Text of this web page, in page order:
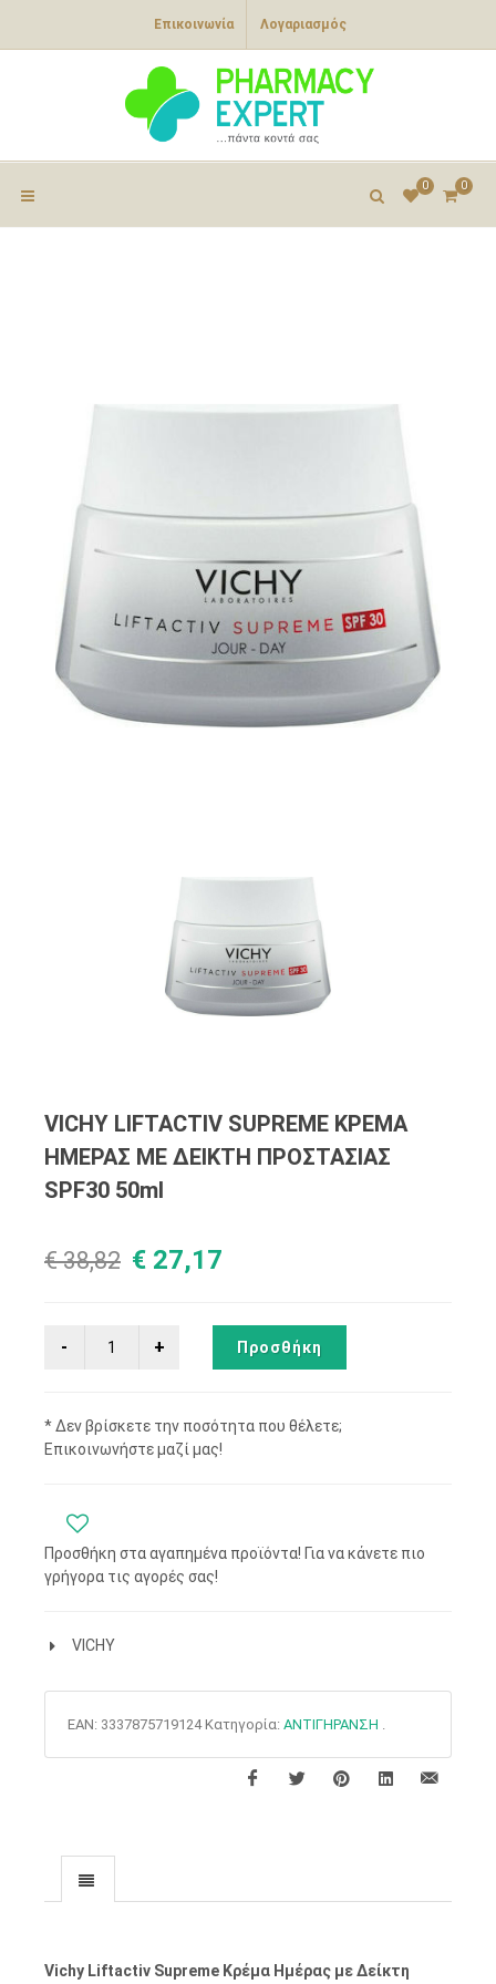
Επικοινωνία Λογαριασμός
0
0
VICHY LIFTACTIV SUPREME ΚΡΕΜΑ
ΗΜΕΡΑΣ ΜΕ ΔΕΙΚΤΗ ΠΡΟΣΤΑΣΙΑΣ
SPF30 50ml
€ 38,82 € 27,17
Προσθήκη
* Δεν βρίσκετε την ποσότητα που θέλετε;
Επικοινωνήστε μαζί μας!
Προσθήκη στα αγαπημένα προϊόντα! Για να κάνετε πιο
γρήγορα τις αγορές σας!
VICHY
EAN: 3337875719124 Κατηγορία: ΑΝΤΙΓΗΡΑΝΣΗ .
Vichy Liftactiv Supreme Κρέμα Ημέρας με Δείκτη